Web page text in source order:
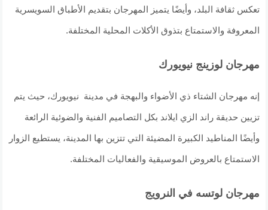
تعكس ثقافة البلد، وأيضًا يتميز المهرجان بتقديم الأطباق السويسرية
المعروفة والاستمتاع بتذوق الأكلات المحلية المختلفة.
مهرجان لوزينج نيويورك
إنه مهرجان الشتاء ذي الأضواء والبهجة في مدينة نيويورك، حيث يتم
تزيين حديقة راند الزي ايلاند بكل التصاميم الفنية والضوئية الرائعة
وأيضًا المناطيد الكبيرة المضيئة التي تتزين بها المدينة، يستطيع الزوار
الاستمتاع بالعروض الموسيقية والفعاليات المختلفة.
مهرجان لوتسه في النرويج